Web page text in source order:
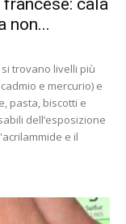
non...
trovano livelli più
e mercurio) e
pasta, biscotti e
dell’esposizione
e il